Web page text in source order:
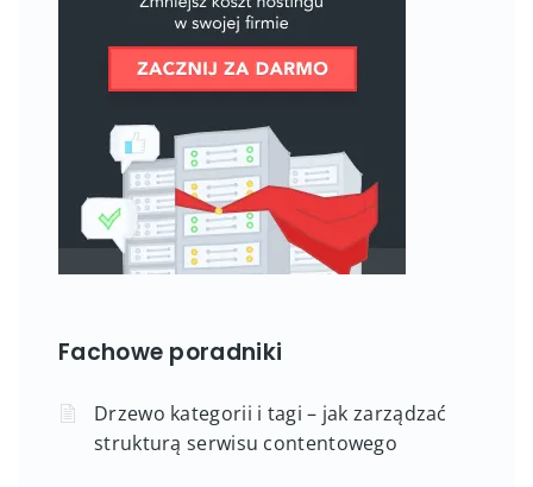
Fachowe poradniki
Drzewo kategorii i tagi – jak zarządzać
strukturą serwisu contentowego